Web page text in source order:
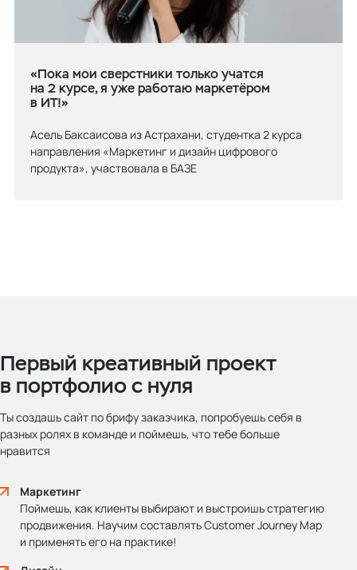
«Пока мои сверстники только учатся
на 2 курсе, я уже работаю маркетёром
в ИТ!»
Асель Баксаисова из Астрахани, студентка 2 курса
направления «Маркетинг и дизайн цифрового
продукта», участвовала в БАЗЕ
Первый креативный проект
в портфолио с нуля
Ты создашь сайт по брифу заказчика, попробуешь себя в
разных ролях в команде и поймешь, что тебе больше
нравится
Маркетинг
Поймешь, как клиенты выбирают и выстроишь стратегию
продвижения. Научим составлять Customer Journey Map
и применять его на практике!